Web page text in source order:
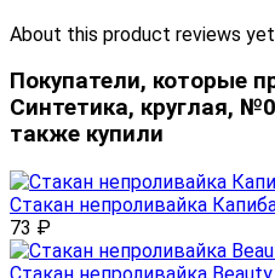
About this product reviews
Покупатели, которые
Синтетика, круглая,
также купили
Стакан непроливайка
73 ₽